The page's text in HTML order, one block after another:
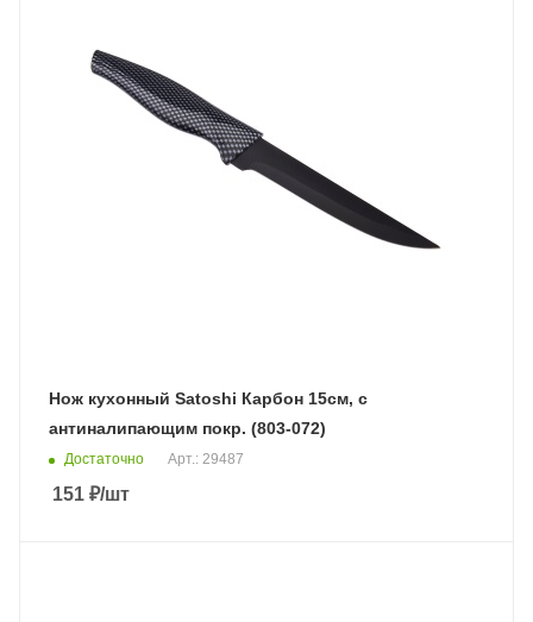
Нож кухонный Satoshi Карбон 15см, с
антиналипающим покр. (803-072)
Достаточно Арт.: 29487
151 ₽/шт